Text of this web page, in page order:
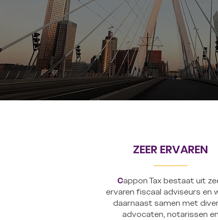
ZEER ERVAREN
Cappon Tax bestaat uit
ervaren fiscaal adviseurs en
daarnaast samen met
advocaten, notarissen en